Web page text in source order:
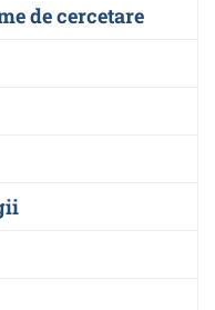
de cercetare